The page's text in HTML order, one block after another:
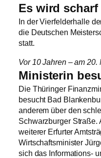
Es wird
In der Vierfelderhalle
die Deutschen
statt.
Vor 10 Jahren – am 20.
Ministerin
Die Thüringer
besucht Bad
anderem über den
Schwarzburger Straße.
weiterer Erfurter
Wirtschaftsminister
sich das Informations-